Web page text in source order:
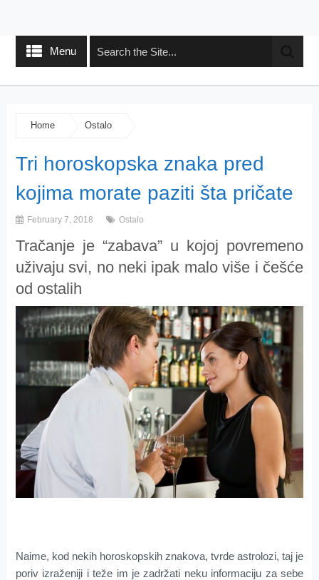
Menu
Home Ostalo
Tri horoskopska znaka pred
kojima morate paziti šta pričate
February 7, 2018 Ostalo
Tračanje je “zabava” u kojoj povremeno
uživaju svi, no neki ipak malo više i češće
od ostalih
Naime, kod nekih horoskopskih znakova, tvrde astrolozi, taj je
poriv izraženiji i teže im je zadržati neku informaciju za sebe